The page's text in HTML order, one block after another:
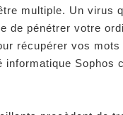
multiple. Un virus
de pénétrer votre
récupérer vos
informatique Sophos